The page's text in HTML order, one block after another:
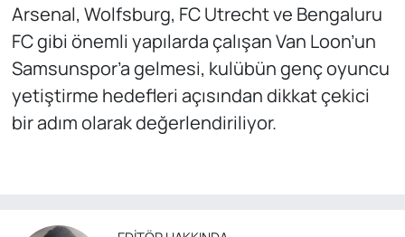
Arsenal, Wolfsburg, FC Utrecht ve Bengaluru
FC gibi önemli yapılarda çalışan Van Loon’un
Samsunspor’a gelmesi, kulübün genç oyuncu
yetiştirme hedefleri açısından dikkat çekici
bir adım olarak değerlendiriliyor.